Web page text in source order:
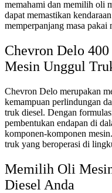
memahami dan memilih oli
dapat memastikan
memperpanjang masa pakai
Chevron Delo
Mesin Unggul
Chevron Delo merupakan
kemampuan perlindungan
truk diesel. Dengan
pembentukan endapan di
komponen-komponen
truk yang beroperasi di
Memilih Oli
Diesel Anda